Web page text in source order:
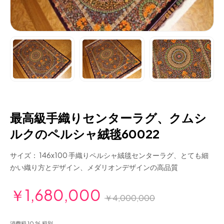
最高級手織りセンターラグ、クムシ
ルクのペルシャ絨毯60022
サイズ： 146x100 手織りペルシャ絨毯センターラグ、とても細
かい織り方とデザイン、メダリオンデザインの高品質
￥1,680,000 ￥4,000,000